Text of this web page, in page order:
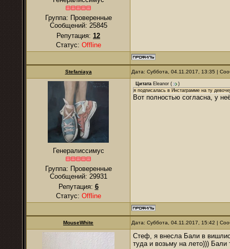
Группа: Проверенные
Сообщений: 25845
Репутация: 12
Статус: Offline
Stefaniaya Дата: Суббота, 04.11.2017, 13:35 |
Генералиссимус
Группа: Проверенные
Сообщений: 29931
Репутация: 6
Статус: Offline
Цитата Eleanor (
)
я подписалась в Инстаграмме на ту
Вот полностью согласна, у
MouseWhite Дата: Суббота, 04.11.2017, 15:42 |
Стеф, я внесла Бали в
туда и возьму на лето))) Бали